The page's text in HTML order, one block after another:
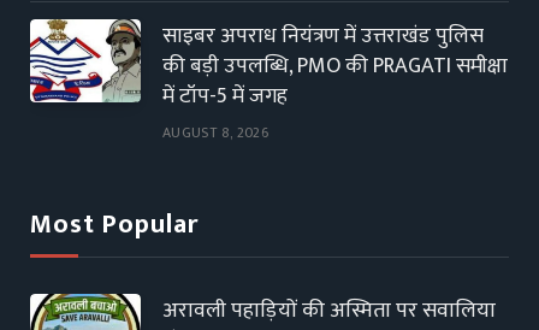
साइबर अपराध नियंत्रण में उत्तराखंड पुलिस
की बड़ी उपलब्धि, PMO की PRAGATI समीक्षा
में टॉप-5 में जगह
AUGUST 8, 2026
Most Popular
अरावली पहाड़ियों की अस्मिता पर सवालिया